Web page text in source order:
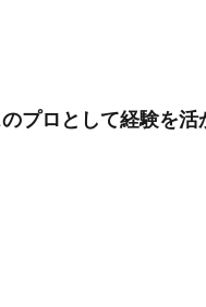
プロとして経験を活